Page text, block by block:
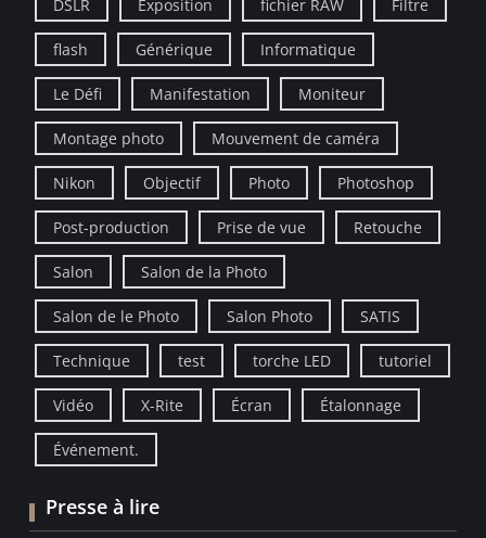
DSLR Exposition fichier RAW Filtre
flash Générique Informatique
Le Défi Manifestation Moniteur
Montage photo Mouvement de caméra
Nikon Objectif Photo Photoshop
Post-production Prise de vue Retouche
Salon Salon de la Photo
Salon de le Photo Salon Photo SATIS
Technique test torche LED tutoriel
Vidéo X-Rite Écran Étalonnage
Événement.
Presse à lire